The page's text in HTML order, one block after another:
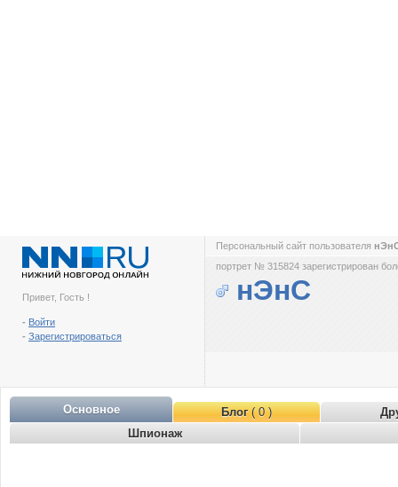
Привет, Гость !
- Войти
- Зарегистрироваться
Персональный сайт пользователя
портрет № 315824 зарегистрирован
нЭнС
Основное Блог( 0 )
Шпионаж